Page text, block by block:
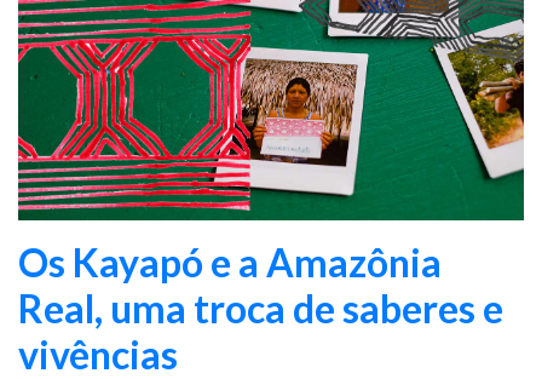
Os Kayapó e a Amazônia
Real, uma troca de saberes e
vivências